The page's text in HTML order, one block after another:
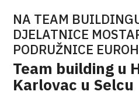
NA TEAM
DJELATNICE
PODRUŽNICE
Team building u
Karlovac u Selcu